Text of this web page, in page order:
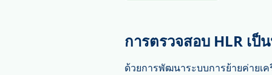
การตรวจสอบ HLR เป็
ด้วยการพัฒนาระบบการย้ายค่ายเ